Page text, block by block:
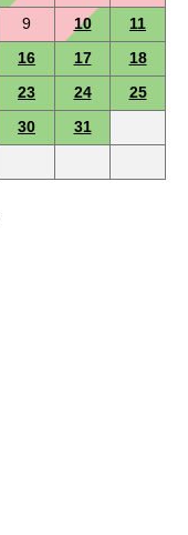
9 10
11
16 17
18
23 24
25
30
31